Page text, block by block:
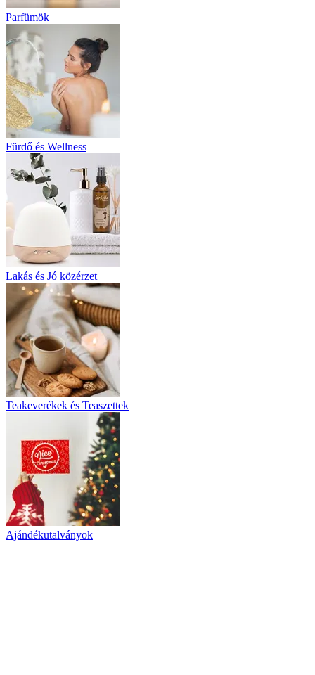
Parfümök
Fürdő és Wellness
Lakás és Jó közérzet
Teakeverékek és Teaszettek
Ajándékutalványok